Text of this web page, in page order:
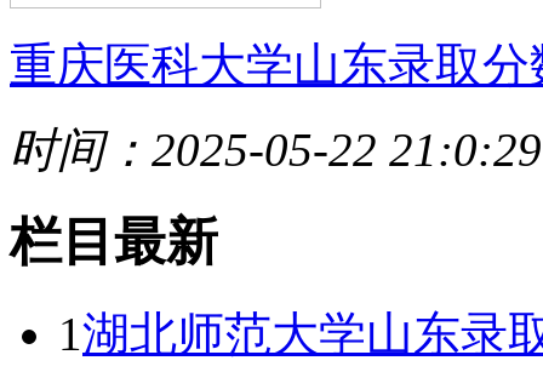
重庆医科大学山东录取分
时间：2025-05-22 21:0:29
栏目最新
1湖北师范大学山东录